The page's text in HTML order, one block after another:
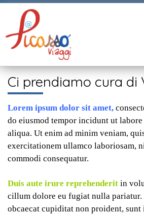
Ci prendiamo cura di
Lorem ipsum dolor sit amet,
do eiusmod tempor incidunt ut
aliqua. Ut enim ad minim veniam,
exercitationem ullamco laboriosam,
commodi consequatur.
Duis aute irure reprehenderit in
cillum dolore eu fugiat nulla pariatur.
obcaecat cupiditat non proident,